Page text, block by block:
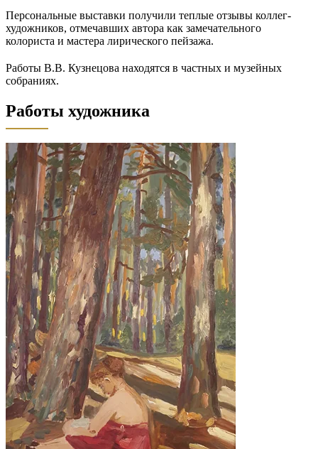
Персональные выставки получили теплые отзывы коллег-
художников, отмечавших автора как замечательного
колориста и мастера лирического пейзажа.
Работы В.В. Кузнецова находятся в частных и музейных
собраниях.
Работы художника